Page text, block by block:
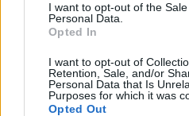
I want to opt-out of the
Personal Data.
Opted In
I want to opt-out of
Retention, Sale, and/or
Personal Data that Is
Purposes for which it was
Opted Out
Publié parsandsylv